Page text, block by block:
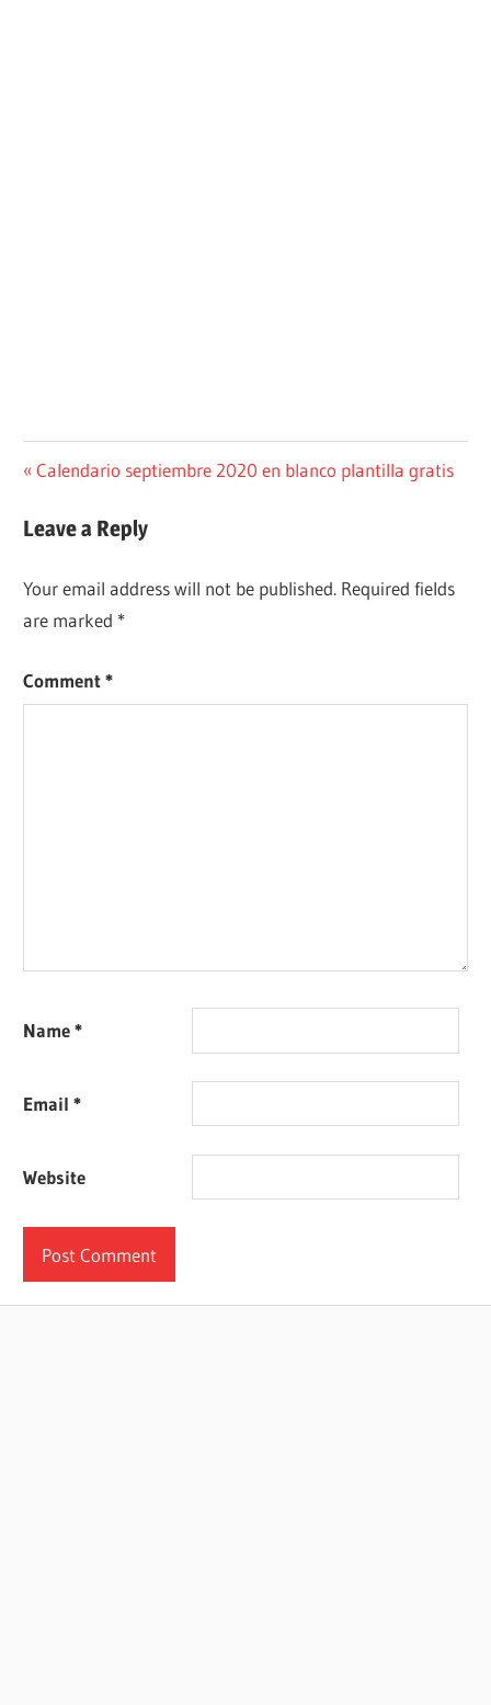
Post
navigation
Previous
Calendario septiembre 2020 en blanco plantilla gratis
Leave a Reply
Your email address will not be published. Required fields
are marked *
Comment*
Name*
Email*
Website